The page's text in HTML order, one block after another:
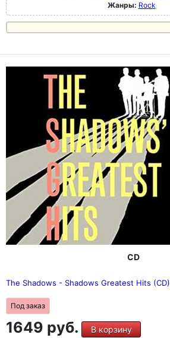
Жанры: Rock
CD
The Shadows - Shadows Greatest Hits (CD)
Под заказ
1649 руб. В корзину